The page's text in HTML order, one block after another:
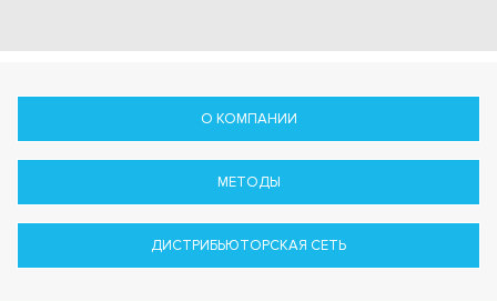
О КОМПАНИИ
МЕТОДЫ
ДИСТРИБЬЮТОРСКАЯ СЕТЬ